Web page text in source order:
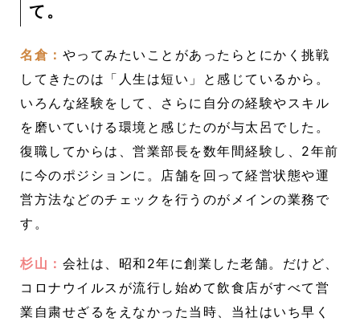
て。
名倉： やってみたいことがあったらとにかく挑戦
してきたのは「人生は短い」と感じているから。
いろんな経験をして、さらに自分の経験やスキル
を磨いていける環境と感じたのが与太呂でした。
復職してからは、営業部長を数年間経験し、2年前
に今のポジションに。店舗を回って経営状態や運
営方法などのチェックを行うのがメインの業務で
す。
杉山： 会社は、昭和2年に創業した老舗。だけど、
コロナウイルスが流行し始めて飲食店がすべて営
業自粛せざるをえなかった当時、当社はいち早く